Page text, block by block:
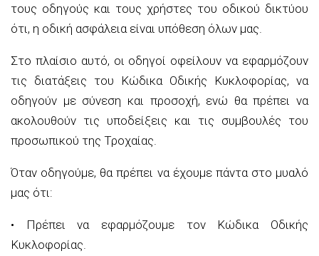
τους οδηγούς και τους χρήστες του οδικού δικτύου
ότι, η οδική ασφάλεια είναι υπόθεση όλων μας.
Στο πλαίσιο αυτό, οι οδηγοί οφείλουν να εφαρμόζουν
τις διατάξεις του Κώδικα Οδικής Κυκλοφορίας, να
οδηγούν με σύνεση και προσοχή, ενώ θα πρέπει να
ακολουθούν τις υποδείξεις και τις συμβουλές του
προσωπικού της Τροχαίας.
Όταν οδηγούμε, θα πρέπει να έχουμε πάντα στο μυαλό
μας ότι:
•
Πρέπει να εφαρμόζουμε τον Κώδικα Οδικής
Κυκλοφορίας.